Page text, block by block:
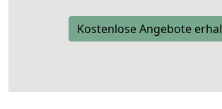
Kostenlose Angebote